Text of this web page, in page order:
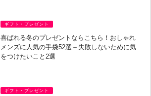
ギフト・プレゼント
喜ばれる冬のプレゼントならこちら！おしゃれ
メンズに人気の手袋52選＋失敗しないために気
をつけたいこと2選
ギフト・プレゼント